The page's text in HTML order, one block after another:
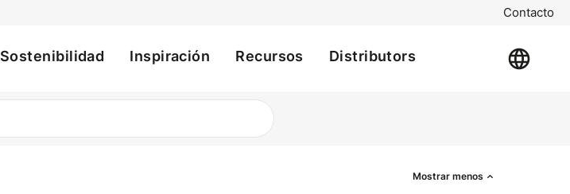
Contacto
Sostenibilidad Inspiración Recursos Distributors
Mostrar menos